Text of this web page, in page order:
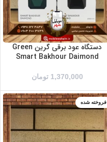
دستگاه عود برقی گرین Green
Smart Bakhour Daimond
1,370,000 تومان
فروخته شده